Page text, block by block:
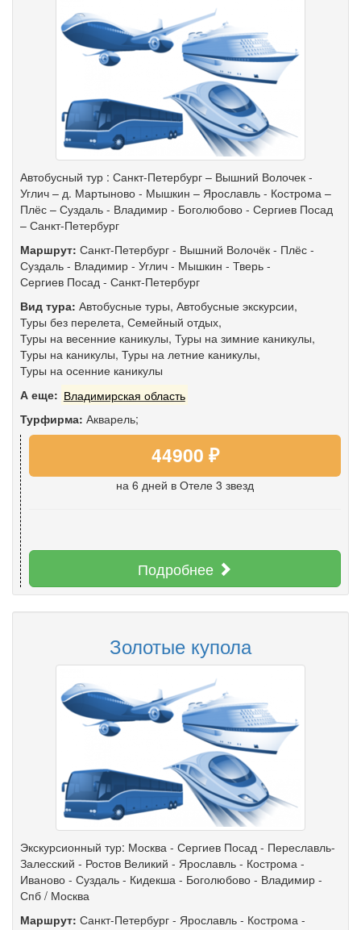
Автобусный тур : Санкт-Петербург – Вышний Волочек -
Углич – д. Мартыново - Мышкин – Ярославль - Кострома –
Плёс – Суздаль - Владимир - Боголюбово - Сергиев Посад
– Санкт-Петербург
Маршрут: Санкт-Петербург - Вышний Волочёк - Плёс -
Суздаль - Владимир - Углич - Мышкин - Тверь -
Сергиев Посад - Санкт-Петербург
Вид тура: Автобусные туры, Автобусные экскурсии,
Туры без перелета, Семейный отдых,
Туры на весенние каникулы, Туры на зимние каникулы,
Туры на каникулы, Туры на летние каникулы,
Туры на осенние каникулы
А еще: Владимирская область
Турфирма: Акварель;
44900 ₽
на 6 дней в Отеле 3 звезд
Подробнее
Золотые купола
Экскурсионный тур: Москва - Сергиев Посад - Переславль-
Залесский - Ростов Великий - Ярославль - Кострома -
Иваново - Суздаль - Кидекша - Боголюбово - Владимир -
Спб / Москва
Маршрут: Санкт-Петербург - Ярославль - Кострома -